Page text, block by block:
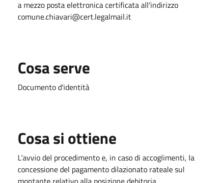
a mezzo posta elettronica certificata all'indirizzo
comune.chiavari@cert.legalmail.it
Cosa serve
Documento d'identità
Cosa si ottiene
L’avvio del procedimento e, in caso di accoglimenti, la
concessione del pagamento dilazionato rateale sul